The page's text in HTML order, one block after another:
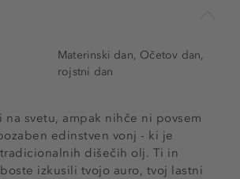
svetu, ampak nihče ni povsem
edinstven vonj - ki je
dišečih olj. Ti in
izkusili tvojo auro, tvoj lastni
Materinski dan, Očetov dan,
rojstni dan